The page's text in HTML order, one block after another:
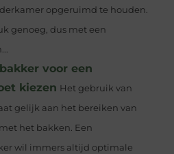
opgeruimd te houden.
genoeg, dus met een
voor een
kiezen Het gebruik van
gelijk aan het bereiken van
het bakken. Een
wil immers altijd optimale